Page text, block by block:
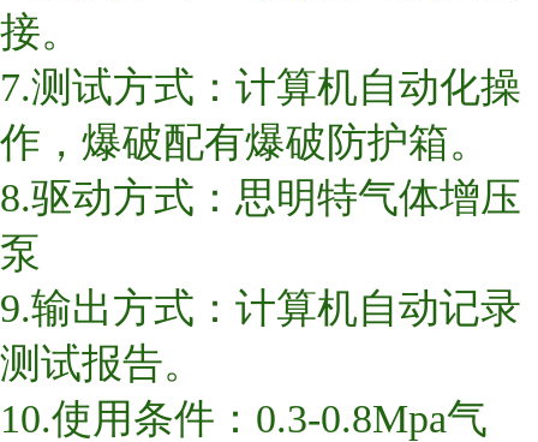
接。
7.测试方式：计算机自动化操
作，爆破配有爆破防护箱。
8.驱动方式：思明特气体增压
泵
9.输出方式：计算机自动记录
测试报告。
10.使用条件：0.3-0.8Mpa气